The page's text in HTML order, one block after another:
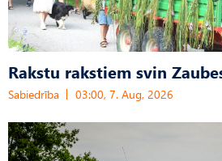
Rakstu rakstiem svin
Sabiedrība 03:00, 7. Aug, 2026